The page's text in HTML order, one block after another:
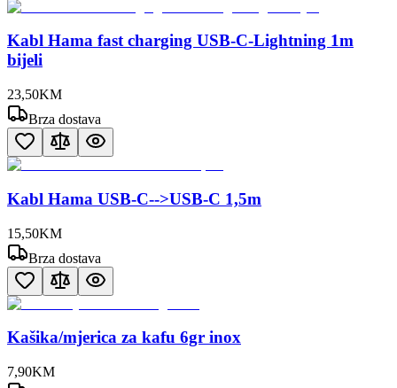
Kabl Hama fast charging USB-C-Lightning 1m
bijeli
23,50KM
Brza dostava
Kabl Hama USB-C-->USB-C 1,5m
15,50KM
Brza dostava
Kašika/mjerica za kafu 6gr inox
7,90KM